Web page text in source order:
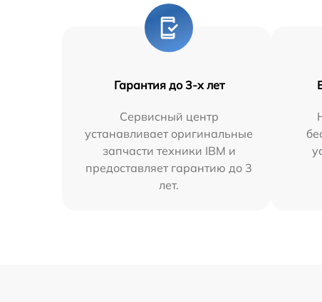
Гарантия до 3-х лет
Сервисный центр
устанавливает оригинальные
запчасти техники IBM и
предоставляет гарантию до 3
лет.